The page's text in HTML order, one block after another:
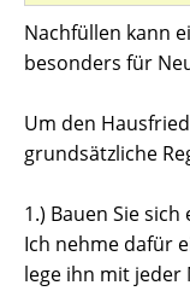
Nachfüllen kann
besonders für
Um den
grundsätzliche
1.) Bauen Sie
Ich nehme dafür
lege ihn mit jeder